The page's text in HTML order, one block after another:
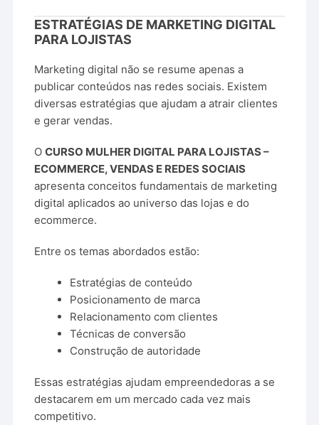
ESTRATÉGIAS DE MARKETING DIGITAL
PARA LOJISTAS
Marketing digital não se resume apenas a
publicar conteúdos nas redes sociais. Existem
diversas estratégias que ajudam a atrair clientes
e gerar vendas.
OCURSO MULHER DIGITAL PARA LOJISTAS –
ECOMMERCE, VENDAS E REDES SOCIAIS
apresenta conceitos fundamentais de marketing
digital aplicados ao universo das lojas e do
ecommerce.
Entre os temas abordados estão:
Estratégias de conteúdo
Posicionamento de marca
Relacionamento com clientes
Técnicas de conversão
Construção de autoridade
Essas estratégias ajudam empreendedoras a se
destacarem em um mercado cada vez mais
competitivo.